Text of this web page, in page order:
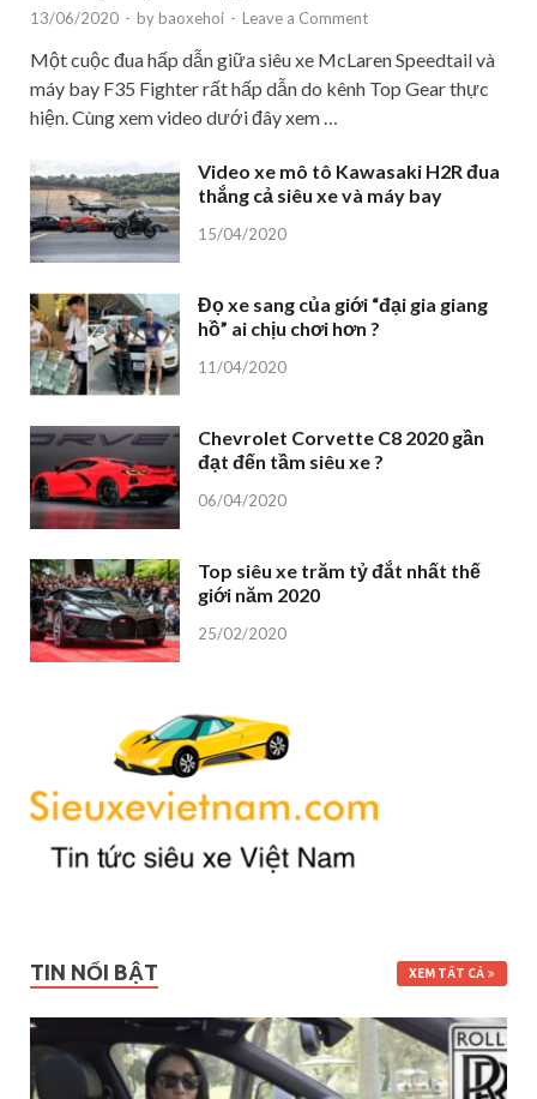
13/06/2020 - by baoxehoi - Leave a Comment
Một cuộc đua hấp dẫn giữa siêu xe McLaren Speedtail và
máy bay F35 Fighter rất hấp dẫn do kênh Top Gear thực
hiện. Cùng xem video dưới đây xem …
Video xe mô tô Kawasaki H2R đua
thắng cả siêu xe và máy bay
15/04/2020
Đọ xe sang của giới “đại gia giang
hồ” ai chịu chơi hơn ?
11/04/2020
Chevrolet Corvette C8 2020 gần
đạt đến tầm siêu xe ?
06/04/2020
Top siêu xe trăm tỷ đắt nhất thế
giới năm 2020
25/02/2020
TIN NỔI BẬT XEM TẤT CẢ